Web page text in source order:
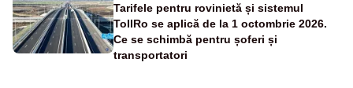
Tarifele pentru rovinietă și sistemul
TollRo se aplică de la 1 octombrie 2026.
Ce se schimbă pentru șoferi și
transportatori